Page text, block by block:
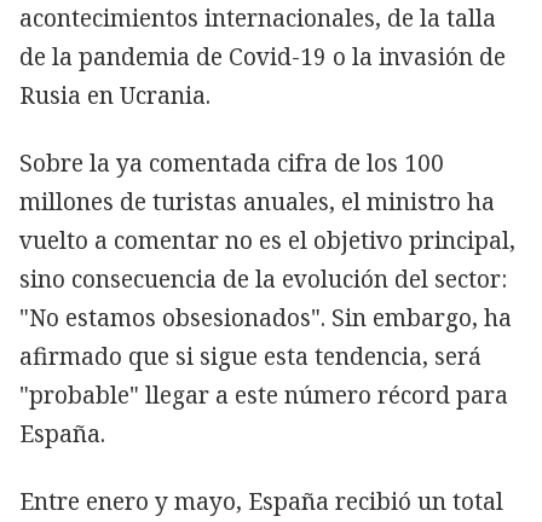
acontecimientos internacionales, de la talla
de la pandemia de Covid-19 o la invasión de
Rusia en Ucrania.
Sobre la ya comentada cifra de los 100
millones de turistas anuales, el ministro ha
vuelto a comentar no es el objetivo principal,
sino consecuencia de la evolución del sector:
"No estamos obsesionados". Sin embargo, ha
afirmado que si sigue esta tendencia, será
"probable" llegar a este número récord para
España.
Entre enero y mayo, España recibió un total